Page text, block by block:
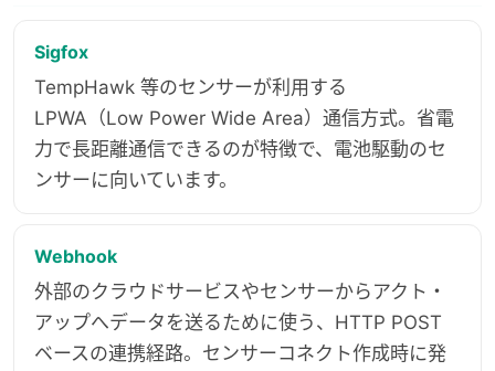
Sigfox
TempHawk 等のセンサーが利用する
LPWA（Low Power Wide Area）通信方式。省電
力で長距離通信できるのが特徴で、電池駆動のセ
ンサーに向いています。
Webhook
外部のクラウドサービスやセンサーからアクト・
アップへデータを送るために使う、HTTP POST
ベースの連携経路。センサーコネクト作成時に発